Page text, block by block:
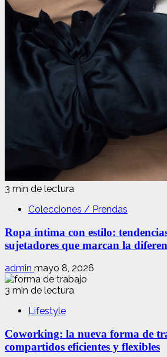
3 min de lectura
Colecciones / Prendas
Ropa íntima con estilo:
sujetadores que marcan la
admin mayo 8, 2026
3 min de lectura
Lifestyle
Coworking: la nueva forma de
compartidos eficientes y flexibles